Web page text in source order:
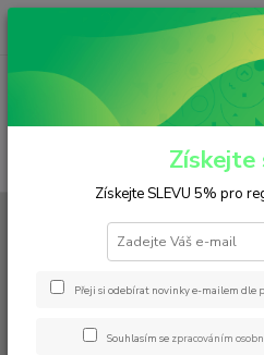
(Po-Pá, 6:30-15 hod.)
H 70 050
Získejte
Získejte SLEVU 5% pro
Přeji si odebírat novinky e-mailem dle
Souhlasím se zpracováním